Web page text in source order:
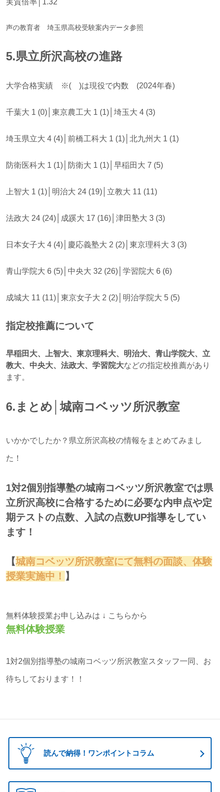
実質倍率│1.32
声の教育者 埼玉県高校受験案内データ参照
5.県立所沢高校の進路
大学合格実績 ※( )は現役で内数 (2024年春)
千葉大 1 (0)│東京農工大 1 (1)│埼玉大 4 (3)
埼玉県立大 4 (4)│前橋工科大 1 (1)│北九州大 1 (1)
防衛医科大 1 (1)│防衛大 1 (1)│早稲田大 7 (5)
上智大 1 (1)│明治大 24 (19)│立教大 11 (11)
法政大 24 (24)│成蹊大 17 (16)│津田塾大 3 (3)
日本女子大 4 (4)│慶応義塾大 2 (2)│東京理科大 3 (3)
青山学院大 6 (5)│中央大 32 (26)│学習院大 6 (6)
成城大 11 (11)│東京女子大 2 (2)│明治学院大 5 (5)
指定校推薦について
早稲田大、上智大、東京理科大、明治大、青山学院大、立
教大、中央大、法政大、学習院大などの指定校推薦があり
ます。
6.まとめ│城南コベッツ所沢教室
いかかでしたか？県立所沢高校の情報をまとめてみまし
た！
1対2個別指導塾の城南コベッツ所沢教室では県
立所沢高校に合格するために必要な内申点や定
期テストの点数、入試の点数UP指導をしてい
ます！
【城南コベッツ所沢教室にて無料の面談、体験
授業実施中！ 】
無料体験授業お申し込みは ↓ こちらから
無料体験授業
1対2個別指導塾の城南コベッツ所沢教室スタッフ一同、お
待ちしております！！
読んで納得！ワンポイントコラム